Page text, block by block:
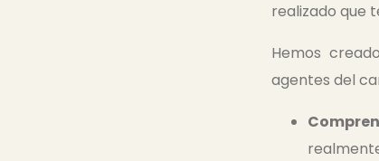
realizado que
Hemos
agentes del